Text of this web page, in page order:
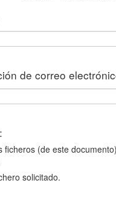
de correo
ficheros (de este
solicitado.